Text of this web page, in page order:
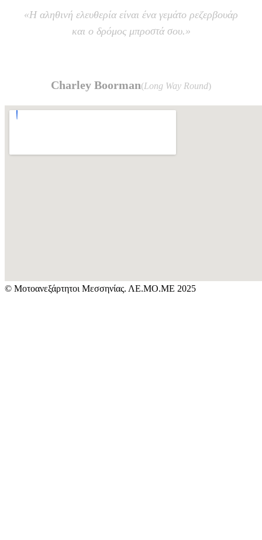
«Η αληθινή ελευθερία είναι ένα γεμάτο ρεζερβουάρ
και ο δρόμος μπροστά σου.»
Charley Boorman(Long Way Round)
© Μοτοανεξάρτητοι Μεσσηνίας. ΛΕ.ΜΟ.ΜΕ 2025